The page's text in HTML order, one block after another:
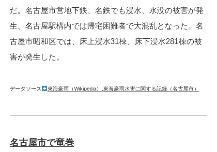
だ。名古屋市営地下鉄、名鉄でも浸水、水没の被害が発
生、名古屋駅構内では帰宅困難者で大混乱となった。名
古屋市昭和区では、床上浸水31棟、床下浸水281棟の被
害が発生した。
データソース 東海豪雨（Wikipedia） ,東海豪雨水害に関する記録（名古屋市）
名古屋市で竜巻